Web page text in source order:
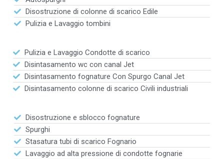
Disostruzione di colonne di scarico Edile
Pulizia e Lavaggio tombini
Pulizia e Lavaggio Condotte di scarico
Disintasamento wc con canal Jet
Disintasamento fognature Con Spurgo Canal Jet
Disintasamento colonne di scarico Civili industriali
Disostruzione e sblocco fognature
Spurghi
Stasatura tubi di scarico Fognario
Lavaggio ad alta pressione di condotte fognarie